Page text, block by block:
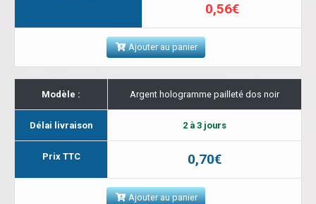
0,56€
Ajouter au panier
Modèle : Argent hologramme pailleté dos noir
Délai livraison 2 à 3 jours
Prix TTC 0,70€
Ajouter au panier